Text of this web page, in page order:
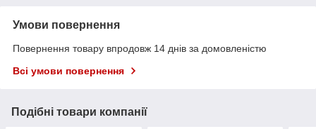
Умови повернення
Повернення товару впродовж 14 днів за домовленістю
Всі умови повернення
Подібні товари компанії